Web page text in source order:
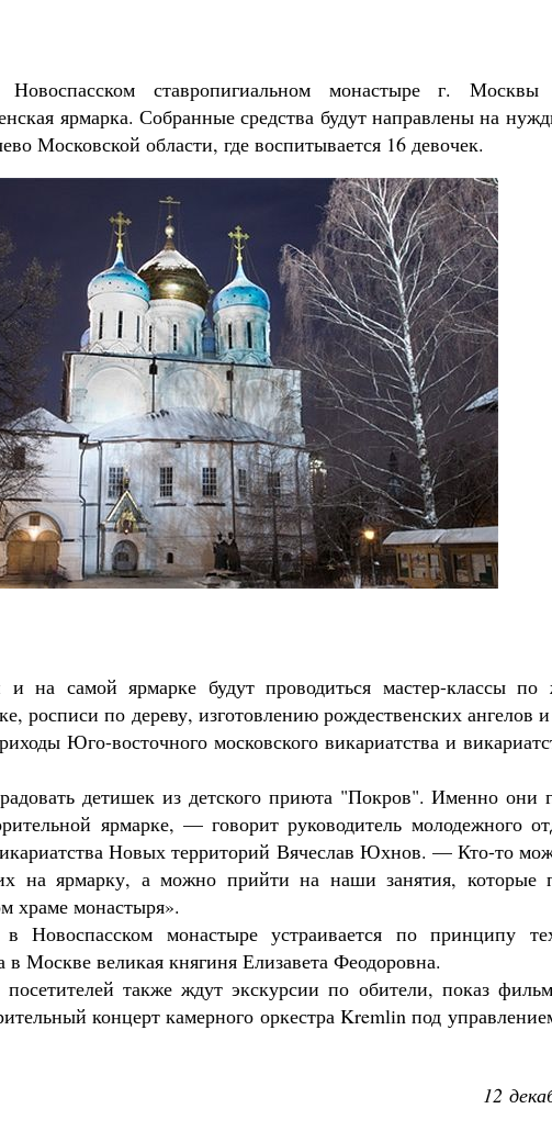
ставропигиальном монастыре г. Москвы
ярмарка. Собранные средства будут направлены на
Московской области, где воспитывается 16 девочек.
на самой ярмарке будут проводиться мастер-классы по
росписи по дереву, изготовлению рождественских ангелов
Юго-восточного московского викариатства и
детишек из детского приюта "Покров". Именно они
ярмарке, — говорит руководитель молодежного
Новых территорий Вячеслав Юхнов. — Кто-то
на ярмарку, а можно прийти на наши занятия, которые
храме монастыря».
в Новоспасском монастыре устраивается по принципу
в Москве великая княгиня Елизавета Феодоровна.
также ждут экскурсии по обители, показ
концерт камерного оркестра Kremlin под
12
Как найти своё место в жизни
Кирилл Мурышев
Великомученик Георгий
Роман